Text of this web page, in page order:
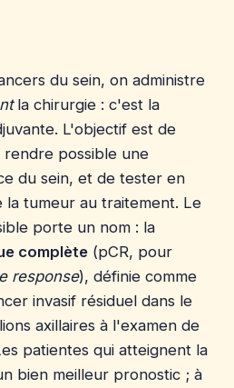
du sein, on administre
la chirurgie : c'est la
L'objectif est de
possible une
du sein, et de tester en
la tumeur au traitement. Le
porte un nom : la
complète (pCR, pour
response), définie comme
invasif résiduel dans le
axillaires à l'examen de
patientes qui atteignent la
bien meilleur pronostic ; à